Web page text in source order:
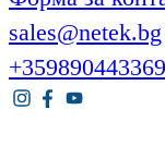
sales@netek.bg
+359890443369